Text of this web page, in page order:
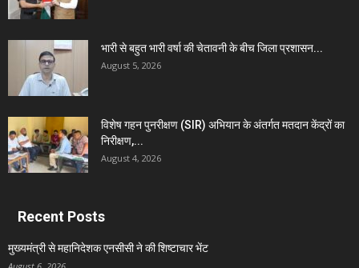
भारी से बहुत भारी वर्षा की चेतावनी के बीच जिला प्रशासन...
August 5, 2026
विशेष गहन पुनरीक्षण (SIR) अभियान के अंतर्गत मतदान केंद्रों का
निरीक्षण,...
August 4, 2026
Recent Posts
मुख्यमंत्री से महानिदेशक एनसीसी ने की शिष्टाचार भेंट